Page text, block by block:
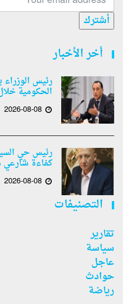
أشترك
أخر الأخبار
رئيس
الحكومية
2026-08-08
رئيس حي
كفاءة شارعي
2026-08-08
التصنيفات
تقارير
سياسة
عاجل
حوادث
رياضة